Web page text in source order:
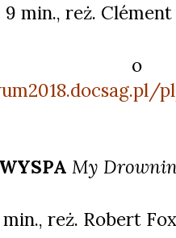
9 min., reż.
My
min., reż. Robert Fox